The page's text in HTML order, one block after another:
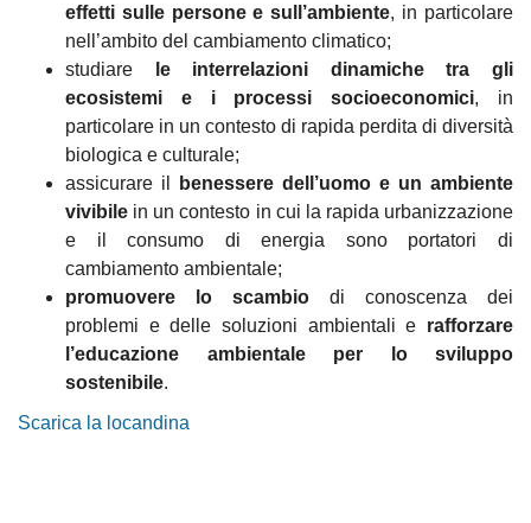
effetti sulle persone e sull’ambiente, in particolare
nell’ambito del cambiamento climatico;
studiare
le interrelazioni dinamiche tra gli
ecosistemi e i processi socioeconomici, in
particolare in un contesto di rapida perdita di diversità
biologica e culturale;
assicurare il
benessere dell’uomo e un ambiente
vivibile in un contesto in cui la rapida urbanizzazione
e il consumo di energia sono portatori di
cambiamento ambientale;
promuovere lo scambio di conoscenza dei
problemi e delle soluzioni ambientali e rafforzare
l’educazione ambientale per lo sviluppo
sostenibile.
Scarica la locandina